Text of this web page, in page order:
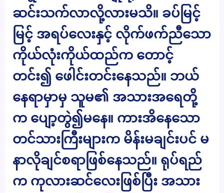
ဆင်းသက်လာလို့လားမသိ။ ခပ်မြင့်
မြင့် အရပ်လေးနှင့် လိုက်ဖက်ညီသော
ကိုယ်လုံးကိုယ်ထည်က တောင့်
တင်း၍ ဖေါင်းတင်းနေသည်။ ဘယ်
နေရာမှာမှ သူမ၏ အသားအရေတို့
က ပျော့တွဲ၍မနေ။ ကားအိနေသော
တင်သားကြီးများက မိန်းမချင်းပင် မ
နာလိုချင်စရာဖြစ်နေသည်။ ရုပ်ရည်
က ကုလားဆင်လေးဖြစ်ပြီး အသား